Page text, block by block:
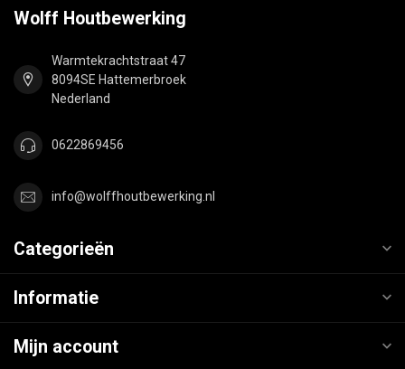
Wolff Houtbewerking
Warmtekrachtstraat 47
8094SE Hattemerbroek
Nederland
0622869456
info@wolffhoutbewerking.nl
Categorieën
Informatie
Mijn account